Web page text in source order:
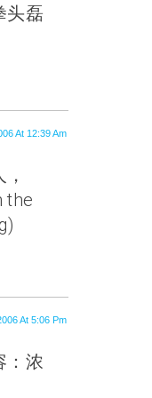
头磊
At 12:39 Am
the
At 5:06 Pm
：浓